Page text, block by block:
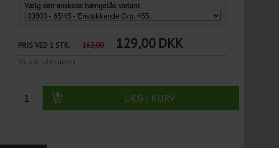
Vælg den ønskede hængelås variant
PRIS VED 1 STK. 162,00 129,00 DKK
Vis pris uden moms
LÆG I KURV